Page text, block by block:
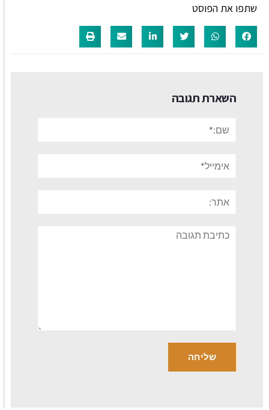
שתפו את הפוסט
השארת תגובה
תגובה